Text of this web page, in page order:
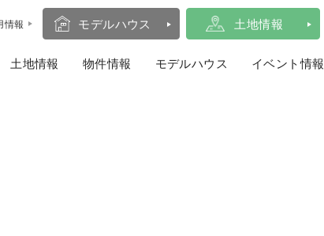
情報 モデルハウス 土地情報
土地情報 物件情報 モデルハウス イベント情報